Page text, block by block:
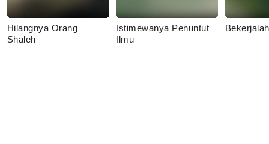
Hilangnya Orang
Shaleh
Istimewanya Penuntut
Ilmu
Bekerjalah